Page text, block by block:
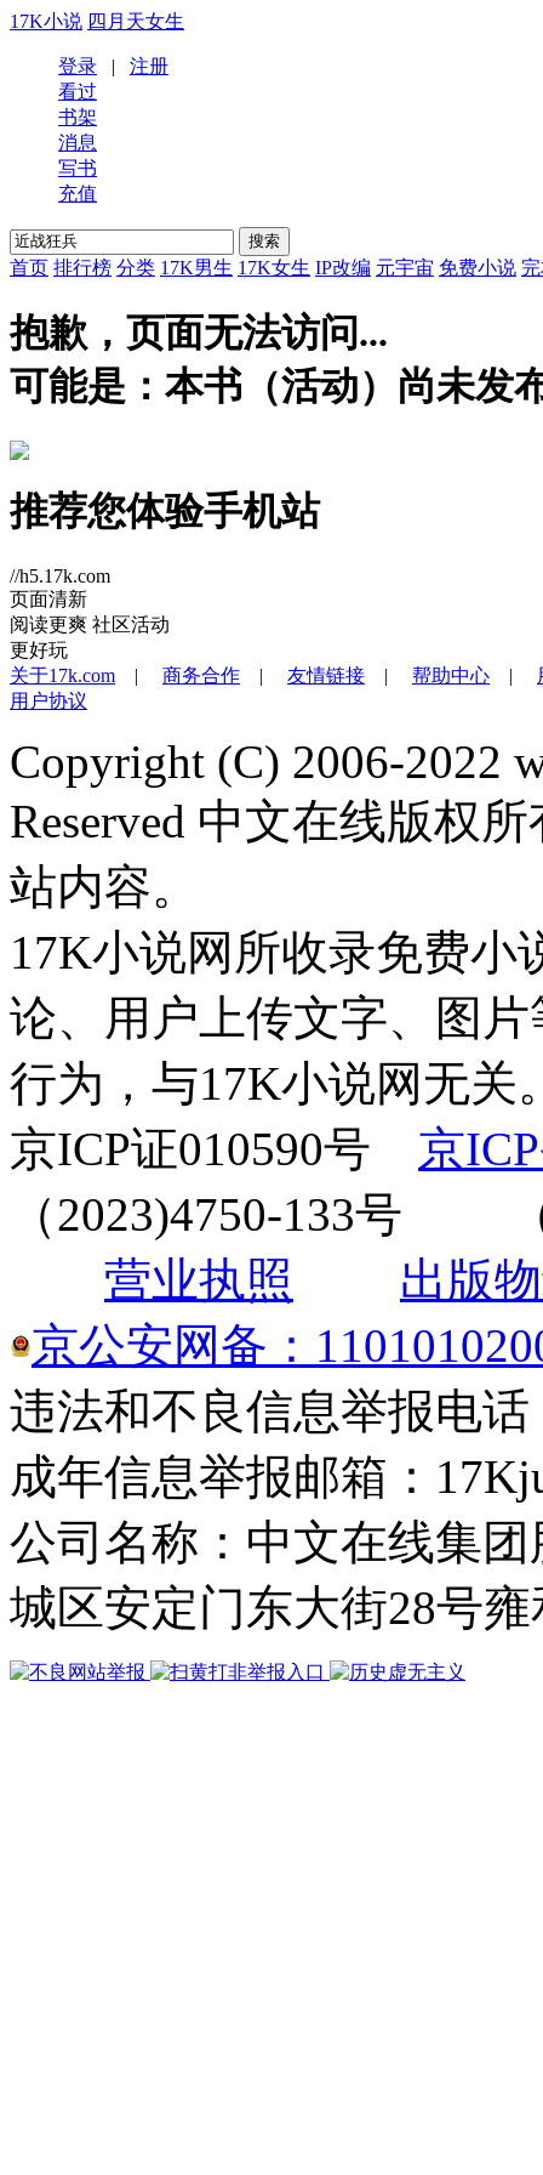
17K小说 四月天女生
登录 | 注册
看过
书架
消息
写书
充值
首页 排行榜 分类 17K男生 17K女生 IP改编 元宇宙 免费小说
抱歉，页面无法访问...
可能是：本书（活动）尚未发
推荐您体验手机站
//h5.17k.com
页面清新
阅读更爽 社区活动
更好玩
关于17k.com | 商务合作 | 友情链接 | 帮助中心 |
用户协议
Copyright (C) 2006-2022
Reserved 中文在线版权
站内容。
17K小说网所收录免费小
论、用户上传文字、图
行为，与17K小说网无关
京ICP证010590号 京
（2023)4750-133号
营业执照
出版
京公安网备：
违法和不良信息举报电话
成年信息举报邮箱：
公司名称：中文在线集
城区安定门东大街28号